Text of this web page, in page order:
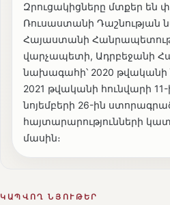
Զրուցակիցները մտքեր են
Ռուսաստանի Դաշնության
Հայաստանի
վարչապետի, Ադրբեջանի
նախագահի՝ 2020 թվականի
2021 թվականի հունվարի
նոյեմբերի 26-ին
հայտարարությունների
մասին։
ԿԱՊՎՈՂ ՆՅՈՒԹԵՐ